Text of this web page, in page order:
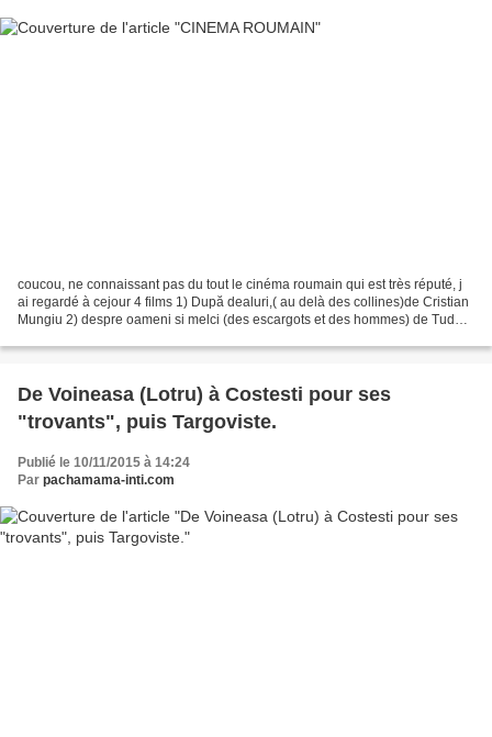
coucou, ne connaissant pas du tout le cinéma roumain qui est très réputé, j
ai regardé à cejour 4 films 1) După dealuri,( au delà des collines)de Cristian
Mungiu 2) despre oameni si melci (des escargots et des hommes) de Tudor
De Voineasa (Lotru) à Costesti pour ses
"trovants", puis Targoviste.
Publié le 10/11/2015 à 14:24
Par pachamama-inti.com